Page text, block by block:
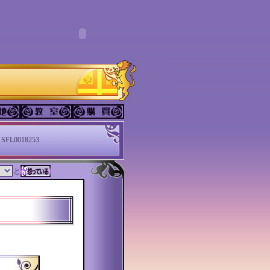
SFL0018253
と